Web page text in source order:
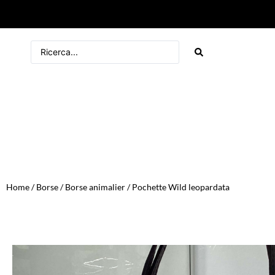
Home/Borse/Borse animalier/ Pochette Wild leopardata